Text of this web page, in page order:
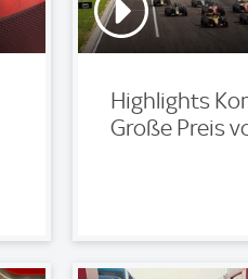
Highlights
Große Preis